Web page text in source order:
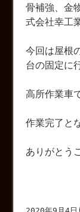
骨補強、金
式会社幸工
今回は屋根
台の固定に
高所作業車
作業完了と
ありがとう